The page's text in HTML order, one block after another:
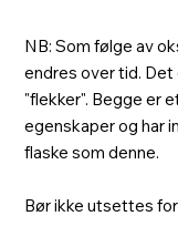
NB: Som følge av
endres over tid.
"flekker". Begge er
egenskaper og har
flaske som denne.
Bør ikke utsettes